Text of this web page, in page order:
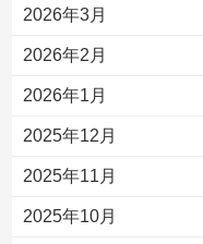
2026年3月
2026年2月
2026年1月
2025年12月
2025年11月
2025年10月